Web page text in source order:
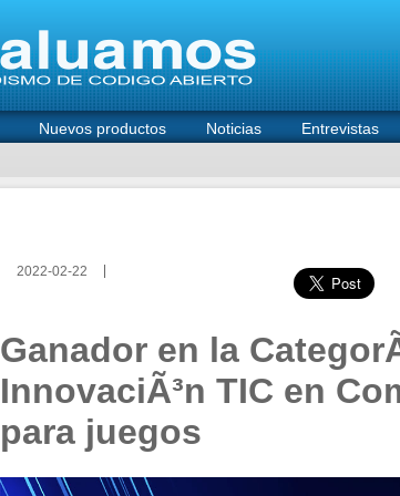
Nuevos productos Noticias Entrevistas
2022-02-22
Ganador en la
InnovaciÃ³n TIC en
para juegos